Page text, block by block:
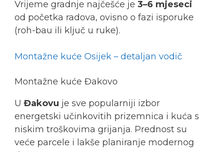
Vrijeme gradnje najčešće je 3–6 mjeseci
od početka radova, ovisno o fazi isporuke
(roh-bau ili ključ u ruke).
Montažne kuće Osijek – detaljan vodič
Montažne kuće Đakovo
U Đakovu je sve popularniji izbor
energetski učinkovitih prizemnica i kuća s
niskim troškovima grijanja. Prednost su
veće parcele i lakše planiranje modernog